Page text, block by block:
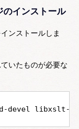
のインストール
ンストールしま
いたものが必要な